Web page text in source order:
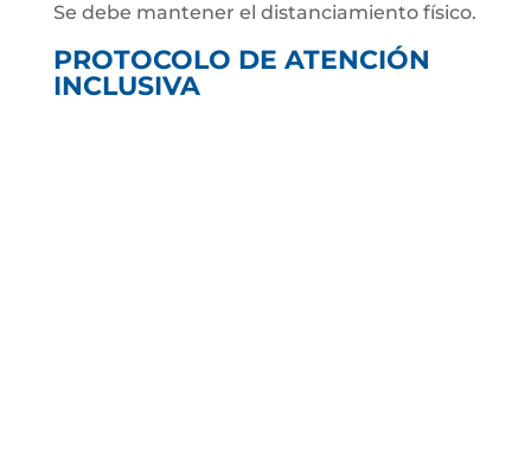
Se debe mantener el distanciamiento físico.
PROTOCOLO DE ATENCIÓN
INCLUSIVA